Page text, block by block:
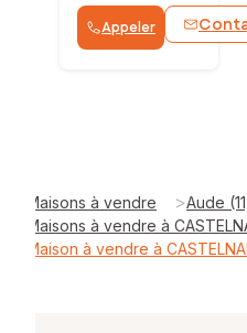
Appeler
Maisons à vendre >Aude
Maisons à vendre à
Maison à vendre à